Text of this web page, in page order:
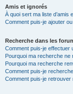
Amis et ignorés
À quoi sert ma liste d’amis
Comment puis-je ajouter
Recherche dans les
Comment puis-je effectuer
Pourquoi ma recherche ne
Pourquoi ma recherche
Comment puis-je
Comment puis-je